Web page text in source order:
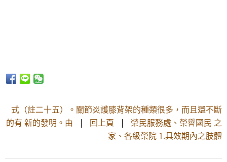
式（註二十五）。關節炎護膝背架的種類很多，而且還不斷
的有 新的發明。由 | 回上頁 | 榮民服務處、榮譽國民 之
家、各級榮院 1.具效期內之肢體